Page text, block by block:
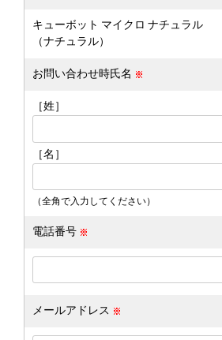
キューボット マイクロ ナチュラル
（ナチュラル）
お問い合わせ時氏名
［姓］
［名］
（全角で入力してください）
電話番号
メールアドレス